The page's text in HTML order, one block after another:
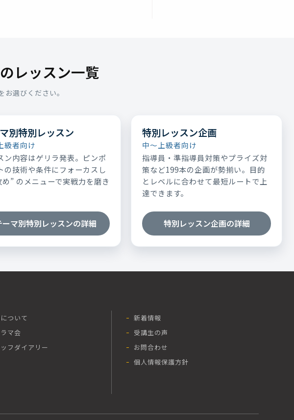
レッスン一覧
選びください。
別特別レッスン
級者向け
ン内容はゲリラ発表。ピンポ
の技術や条件にフォーカスし
め” のメニューで実戦力を磨き
ーマ別特別レッスンの詳細
特別レッスン企画
中～上級者向け
指導員・準指導員対策やプライズ対
策など199本の企画が勢揃い。目的
とレベルに合わせて最短ルートで上
達できます。
特別レッスン企画の詳細
ついて
マ会
フダイアリー
新着情報
受講生の声
お問合わせ
個人情報保護方針